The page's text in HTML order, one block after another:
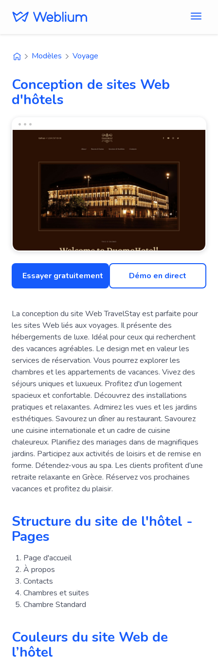
Modèles Voyage
Conception de sites Web
d'hôtels
Essayer gratuitement Démo en direct
La conception du site Web TravelStay est parfaite pour
les sites Web liés aux voyages. Il présente des
hébergements de luxe. Idéal pour ceux qui recherchent
des vacances agréables. Le design met en valeur les
services de réservation. Vous pourrez explorer les
chambres et les appartements de vacances. Vivez des
séjours uniques et luxueux. Profitez d'un logement
spacieux et confortable. Découvrez des installations
pratiques et relaxantes. Admirez les vues et les jardins
esthétiques. Savourez un dîner au restaurant. Savourez
une cuisine internationale et un cadre de cuisine
chaleureux. Planifiez des mariages dans de magnifiques
jardins. Participez aux activités de loisirs et de remise en
forme. Détendez-vous au spa. Les clients profitent d’une
retraite relaxante en Grèce. Réservez vos prochaines
vacances et profitez du plaisir.
Structure du site de l'hôtel -
Pages
Page d'accueil
À propos
Contacts
Chambres et suites
Chambre Standard
Couleurs du site Web de
l’hôtel